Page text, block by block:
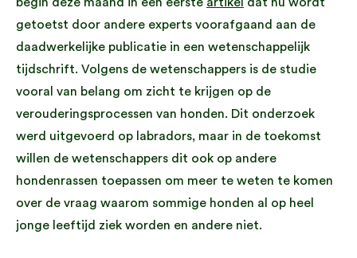
getoetst door andere experts voorafgaand aan de
daadwerkelijke publicatie in een wetenschappelijk
tijdschrift. Volgens de wetenschappers is de studie
vooral van belang om zicht te krijgen op de
verouderingsprocessen van honden. Dit onderzoek
werd uitgevoerd op labradors, maar in de toekomst
willen de wetenschappers dit ook op andere
hondenrassen toepassen om meer te weten te komen
over de vraag waarom sommige honden al op heel
jonge leeftijd ziek worden en andere niet.